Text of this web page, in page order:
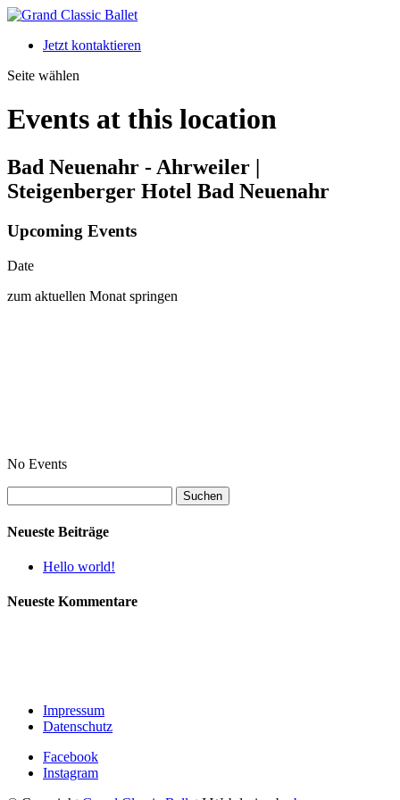
Jetzt kontaktieren
Seite wählen
Events at this location
Bad Neuenahr - Ahrweiler |
Steigenberger Hotel Bad Neuenahr
Upcoming Events
Date
zum aktuellen Monat springen
No Events
nach:
Neueste Beiträge
Hello world!
Neueste Kommentare
Impressum
Datenschutz
Facebook
Instagram